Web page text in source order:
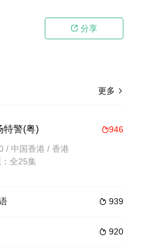
 分享
更多 
946
特警(粤)
/ 中国香港 / 香港
全25集
 939
 920